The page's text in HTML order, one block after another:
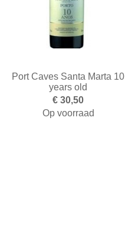
Port Caves Santa Marta 10
years old
€ 30,50
Op voorraad